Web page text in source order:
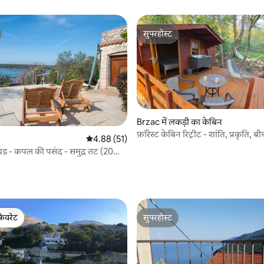
औसत रेटिंग 5 में से 4.88, 51 समीक्षाएँ
4.88 (51)
- कपल की पसंद - समुद्र तट (20
सुपरहोस्ट
सुपरहोस्ट
Brzac में लकड़ी का केबिन
फ़ॉरेस्ट केबिन रिट्रीट - शांति, प्रकृति,
सुपरहोस्ट
सुपरहोस्ट